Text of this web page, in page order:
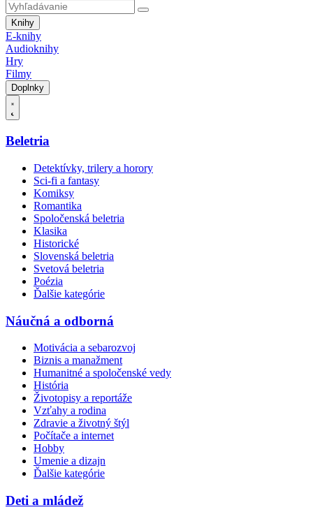
Knihy
E-knihy
Audioknihy
Hry
Filmy
Doplnky
Beletria
Detektívky, trilery a horory
Sci-fi a fantasy
Komiksy
Romantika
Spoločenská beletria
Klasika
Historické
Slovenská beletria
Svetová beletria
Poézia
Ďalšie kategórie
Náučná a odborná
Motivácia a sebarozvoj
Biznis a manažment
Humanitné a spoločenské vedy
História
Životopisy a reportáže
Vzťahy a rodina
Zdravie a životný štýl
Počítače a internet
Hobby
Umenie a dizajn
Ďalšie kategórie
Deti a mládež